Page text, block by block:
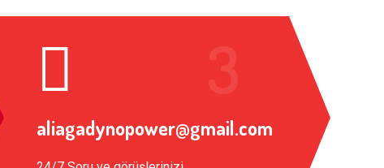
aliagadynopower@gmail.com